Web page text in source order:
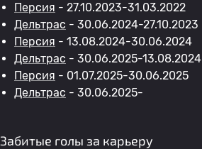
Персия - 27.10.2023-31.03.2022
Дельтрас - 30.06.2024-27.10.2023
Персия - 13.08.2024-30.06.2024
Дельтрас - 30.06.2025-13.08.2024
Персия - 01.07.2025-30.06.2025
Дельтрас - 30.06.2025-
Забитые голы за карьеру